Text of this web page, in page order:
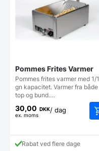
Pommes Frites Varmer
Pommes frites varmer med 1/1
gn kapacitet. Varmer fra både
top og bund.…
30,00 DKK
ex. moms
/ dag
Rabat ved flere dage